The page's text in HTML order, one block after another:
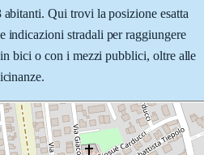
Qui trovi la posizione esatta
indicazioni stradali per raggiungere
bici o con i mezzi pubblici, oltre alle